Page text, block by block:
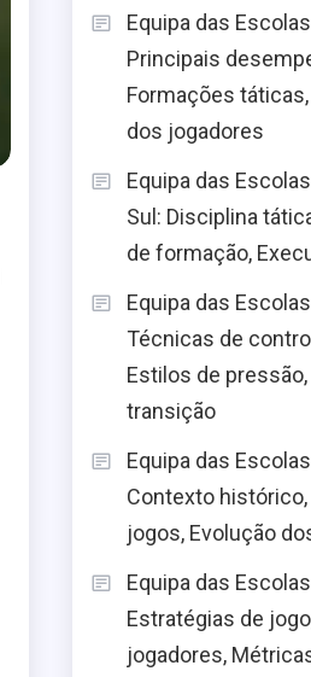
Equipa das
Principais
Formações
dos jogadores
Equipa das
Sul: Disciplina
de formação,
Equipa das
Técnicas de
Estilos de
transição
Equipa das
Contexto
jogos, Evolução
Equipa das
Estratégias de
jogadores,